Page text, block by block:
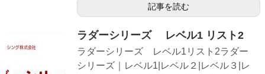
記事を読む
ラダーシリーズ レベル1 リスト2
ラダーシリーズ レベル1リスト2ラダー
シリーズ｜レベル1|レベル２|レベル３|レ